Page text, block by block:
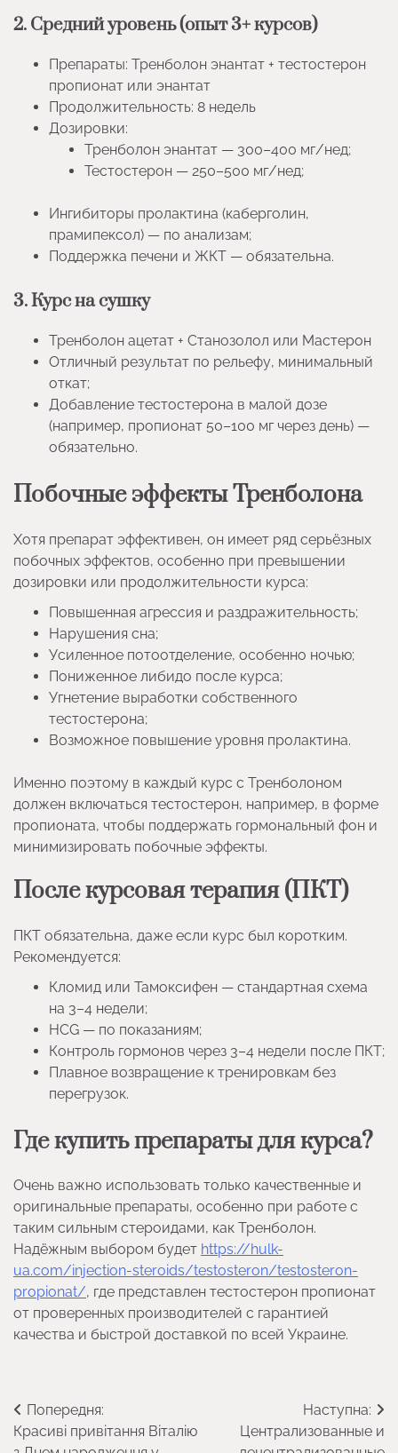
2. Средний уровень (опыт 3+ курсов)
Препараты: Тренболон энантат + тестостерон
пропионат или энантат
Продолжительность: 8 недель
Дозировки:
Тренболон энантат — 300–400 мг/нед;
Тестостерон — 250–500 мг/нед;
Ингибиторы пролактина (каберголин,
прамипексол) — по анализам;
Поддержка печени и ЖКТ — обязательна.
3. Курс на сушку
Тренболон ацетат + Станозолол или Мастерон
Отличный результат по рельефу, минимальный
откат;
Добавление тестостерона в малой дозе
(например, пропионат 50–100 мг через день) —
обязательно.
Побочные эффекты Тренболона
Хотя препарат эффективен, он имеет ряд серьёзных
побочных эффектов, особенно при превышении
дозировки или продолжительности курса:
Повышенная агрессия и раздражительность;
Нарушения сна;
Усиленное потоотделение, особенно ночью;
Пониженное либидо после курса;
Угнетение выработки собственного
тестостерона;
Возможное повышение уровня пролактина.
Именно поэтому в каждый курс с Тренболоном
должен включаться тестостерон, например, в форме
пропионата, чтобы поддержать гормональный фон и
минимизировать побочные эффекты.
После курсовая терапия (ПКТ)
ПКТ обязательна, даже если курс был коротким.
Рекомендуется:
Кломид или Тамоксифен — стандартная схема
на 3–4 недели;
HCG — по показаниям;
Контроль гормонов через 3–4 недели после ПКТ;
Плавное возвращение к тренировкам без
перегрузок.
Где купить препараты для курса?
Очень важно использовать только качественные и
оригинальные препараты, особенно при работе с
таким сильным стероидами, как Тренболон.
Надёжным выбором будет https://hulk-
ua.com/injection-steroids/testosteron/testosteron-
propionat/, где представлен тестостерон пропионат
от проверенных производителей с гарантией
качества и быстрой доставкой по всей Украине.
Навігація
записів
Попередня:
Красиві привітання Віталію
Наступна:
Централизованные и